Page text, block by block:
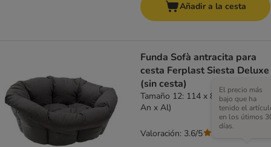
Añadir a la cesta
Funda Sofà antracita para
cesta Ferplast Siesta Deluxe
(sin cesta)
Tamaño 12: 114 x 83 x 37 cm (L x
An x Al)
El precio más
bajo que ha
tenido el
en los útimos
días.
Valoración: 3.6/5